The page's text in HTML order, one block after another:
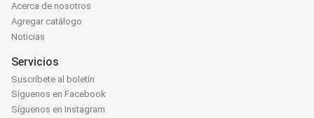
Acerca de nosotros
Agregar catálogo
Noticias
Servicios
Suscríbete al boletín
Síguenos en Facebook
Síguenos en Instagram